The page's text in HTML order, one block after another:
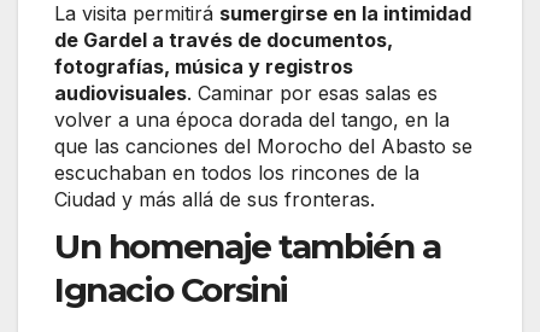
La visita permitirá sumergirse en la intimidad
de Gardel a través de documentos,
fotografías, música y registros
audiovisuales. Caminar por esas salas es
volver a una época dorada del tango, en la
que las canciones del Morocho del Abasto se
escuchaban en todos los rincones de la
Ciudad y más allá de sus fronteras.
Un homenaje también a
Ignacio Corsini